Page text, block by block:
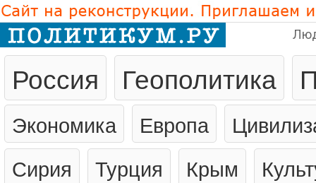
Россия Геополитика
Экономика Европа
Сирия
Турция Крым